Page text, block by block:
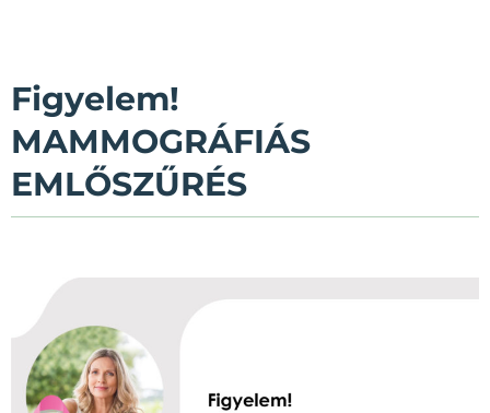
Figyelem!
MAMMOGRÁFIÁS
EMLŐSZŰRÉS